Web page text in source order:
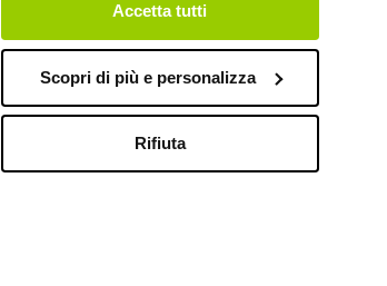
Accetta tutti
Scopri di più e personalizza
Rifiuta